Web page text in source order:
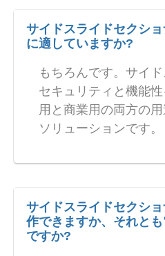
サイドスライドセクシ
に適していますか?
もちろんです。サイド
セキュリティと機能
用と商業用の両方の
ソリューションです。
サイドスライドセクシ
作できますか、それと
ですか?